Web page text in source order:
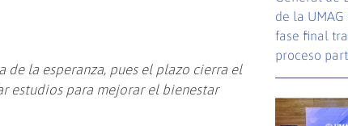
de la esperanza, pues el plazo cierra el
estudios para mejorar el bienestar
de la
fase final
proceso